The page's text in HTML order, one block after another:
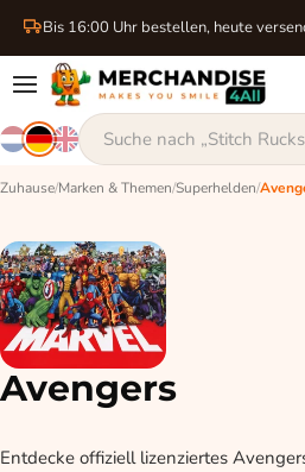
Bis 16:00 Uhr bestellen, heute
Zuhause/Marken & Themen/Superhelden/
Avengers
Entdecke offiziell lizenziertes